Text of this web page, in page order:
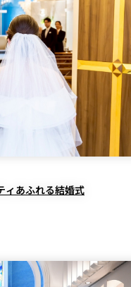
ィあふれる結婚式